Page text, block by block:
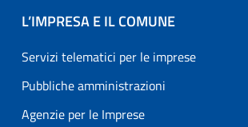
L’IMPRESA E IL COMUNE
Servizi telematici per le imprese
Pubbliche amministrazioni
Agenzie per le Imprese